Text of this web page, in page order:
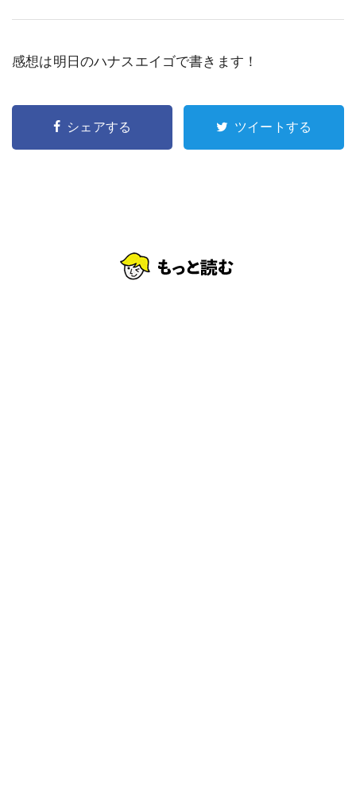
感想は明日のハナスエイゴで書きます！
シェアする ツイートする